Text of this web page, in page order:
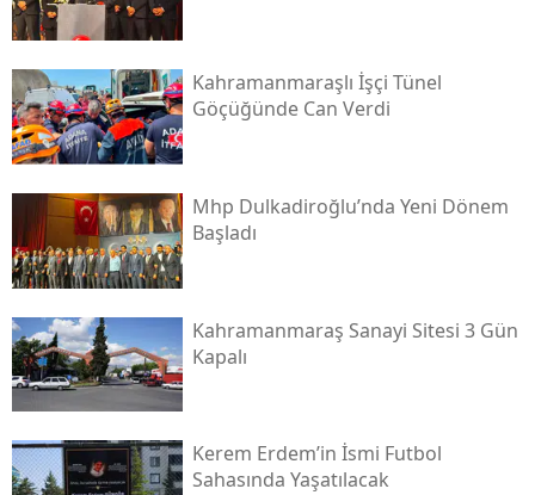
Kahramanmaraşlı İşçi Tünel
Göçüğünde Can Verdi
Mhp Dulkadiroğlu’nda Yeni Dönem
Başladı
Kahramanmaraş Sanayi Sitesi 3 Gün
Kapalı
Kerem Erdem’in İsmi Futbol
Sahasında Yaşatılacak